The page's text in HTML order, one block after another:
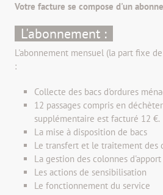
Votre facture se compose d'un
L'abonnement :
L'abonnement mensuel (la part fixe
:
Collecte des bacs d'ordures
12 passages compris en
supplémentaire est facturé 12 €.
La mise à disposition de bacs
Le transfert et le traitement des
La gestion des colonnes
Les actions de sensibilisation
Le fonctionnement du service